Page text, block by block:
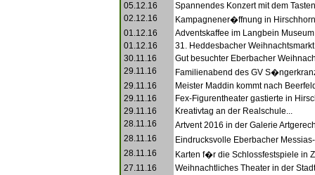
05.12.16
Spannendes Konzert mit dem
02.12.16
Kampagnener�ffnung in
01.12.16
Adventskaffee im Langbein
01.12.16
31. Heddesbacher
30.11.16
Gut besuchter Eberbacher
29.11.16
Familienabend des GV
29.11.16
Meister Maddin kommt nach
29.11.16
Fex-Figurentheater gastierte in
29.11.16
Kreativtag an der Realschule...
28.11.16
Artvent 2016 in der Galerie
28.11.16
Eindrucksvolle Eberbacher
28.11.16
Karten f�r die Schlossfestspiele in
27.11.16
Weihnachtliches Theater in der